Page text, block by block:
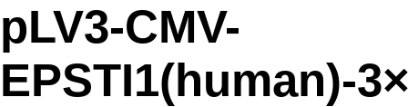
pLV3-CMV-
EPSTI1(human)-